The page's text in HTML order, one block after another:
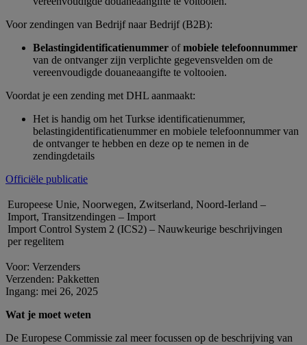
Voor zendingen van Bedrijf naar Bedrijf (B2B):
Belastingidentificatienummer ofmobiele telefoonnummer
van de ontvanger zijn verplichte gegevensvelden om de
vereenvoudigde douaneaangifte te voltooien.
Voordat je een zending met DHL aanmaakt:
Het is handig om het Turkse identificatienummer,
belastingidentificatienummer en mobiele telefoonnummer van
de ontvanger te hebben en deze op te nemen in de
zendingdetails
Officiële publicatie
Europeese Unie, Noorwegen, Zwitserland, Noord-Ierland –
Import, Transitzendingen – Import
Import Control System 2 (ICS2) – Nauwkeurige beschrijvingen
per regelitem
Voor: Verzenders
Verzenden: Pakketten
Ingang: mei 26, 2025
Wat je moet weten
De Europese Commissie zal meer focussen op de beschrijving van